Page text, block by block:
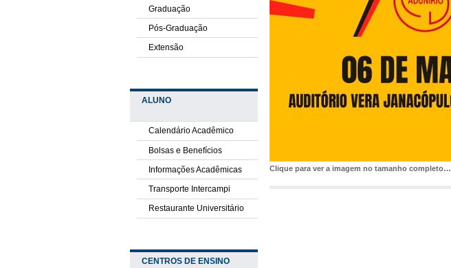
Graduação
Pós-Graduação
Extensão
ALUNO
Calendário Acadêmico
Bolsas e Benefícios
Informações Acadêmicas
Transporte Intercampi
Restaurante Universitário
CENTROS DE ENSINO
Clique para ver a imagem no tamanho completo…